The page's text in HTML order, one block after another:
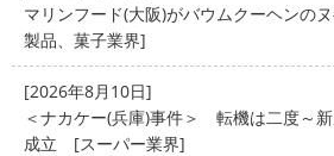
マリンフード(大阪)がバウムクーヘンの
製品、菓子業界]
[2026年8月10日]
＜ナカケー(兵庫)事件＞ 転機は二度～
成立 [スーパー業界]